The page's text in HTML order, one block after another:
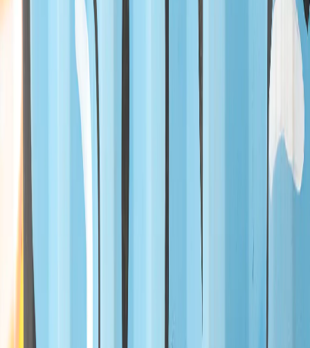
ورود یا ثبت‌نام
Enter your phone number to continue
Phone Number
شماره موبایل خود را بدون کد کشور و صفر اول وارد کنید
ادامه
30%